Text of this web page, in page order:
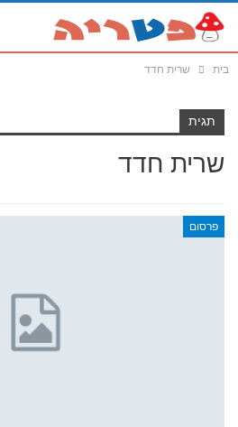
בית שרית חדד
תגית
שרית חדד
פרסום